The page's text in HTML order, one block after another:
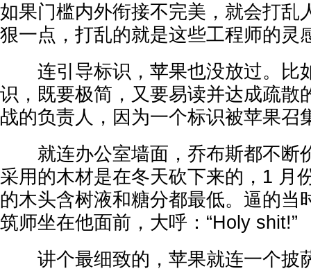
如果门槛内外衔接不完美，就会打乱
狠一点，打乱的就是这些工程师的灵
连引导标识，苹果也没放过。比
识，既要极简，又要易读并达成疏散
战的负责人，因为一个标识被苹果召
就连办公室墙面，乔布斯都不断
采用的木材是在冬天砍下来的，1 月
的木头含树液和糖分都最低。逼的当
筑师坐在他面前，大呼：“Holy shit!”
讲个最细致的，苹果就连一个披